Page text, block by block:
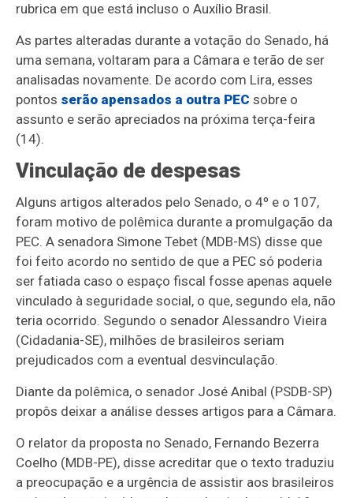
rubrica em que está incluso o Auxílio Brasil.
As partes alteradas durante a votação do Senado, há
uma semana, voltaram para a Câmara e terão de ser
analisadas novamente. De acordo com Lira, esses
pontos serão apensados a outra PEC sobre o
assunto e serão apreciados na próxima terça-feira
(14).
Vinculação de despesas
Alguns artigos alterados pelo Senado, o 4º e o 107,
foram motivo de polêmica durante a promulgação da
PEC. A senadora Simone Tebet (MDB-MS) disse que
foi feito acordo no sentido de que a PEC só poderia
ser fatiada caso o espaço fiscal fosse apenas aquele
vinculado à seguridade social, o que, segundo ela, não
teria ocorrido. Segundo o senador Alessandro Vieira
(Cidadania-SE), milhões de brasileiros seriam
prejudicados com a eventual desvinculação.
Diante da polêmica, o senador José Anibal (PSDB-SP)
propôs deixar a análise desses artigos para a Câmara.
O relator da proposta no Senado, Fernando Bezerra
Coelho (MDB-PE), disse acreditar que o texto traduziu
a preocupação e a urgência de assistir aos brasileiros